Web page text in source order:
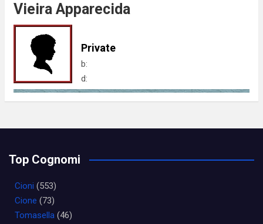
Vieira Apparecida
Private
b:
d:
Top Cognomi
Cioni (553)
Cione (73)
Tomasella (46)